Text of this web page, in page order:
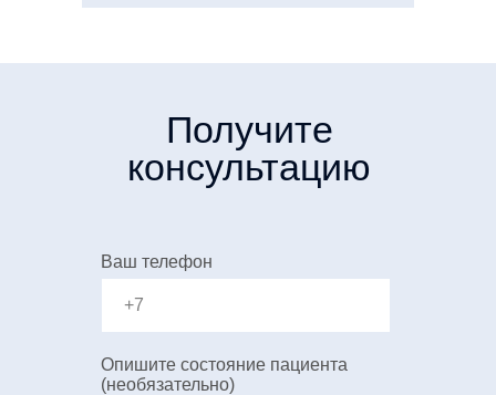
Получите
консультацию
Ваш телефон
Опишите состояние пациента
(необязательно)